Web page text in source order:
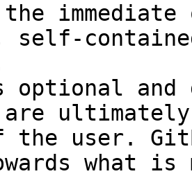
self-
and
are
the user.
what